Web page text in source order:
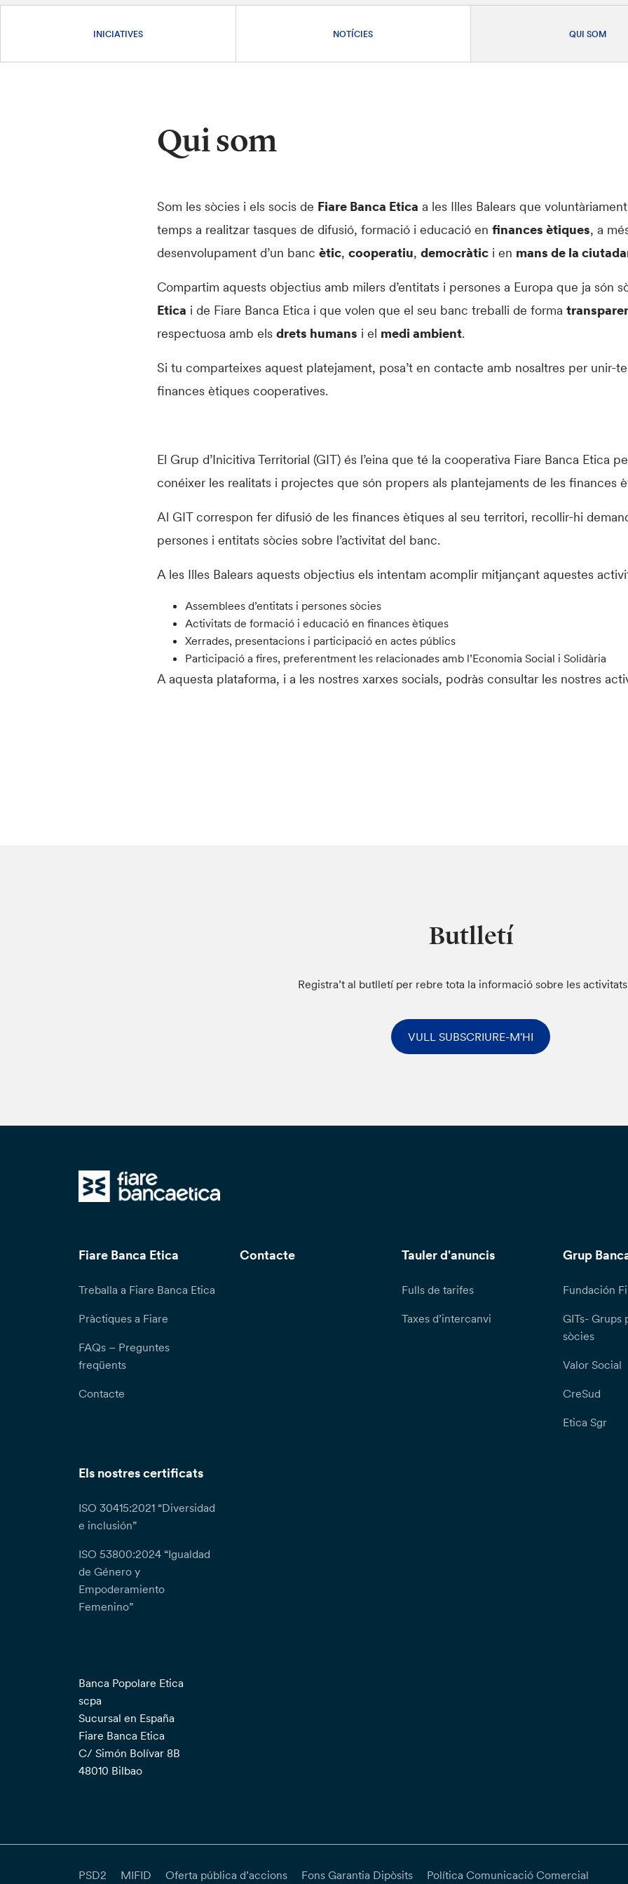
INICIATIVES NOTÍCIES QUI SOM
Qui som
Som les sòcies i els socis de Fiare Banca Etica a les Illes Balears que
temps a realitzar tasques de difusió, formació i educació enfinances ètiques, a
desenvolupament d’un bancètic,cooperatiu,democràtic i en mans de la
Compartim aquests objectius amb milers d’entitats i persones a Europa que ja són
Etica i de Fiare Banca Etica i que volen que el seu banc treballi de forma
respectuosa amb elsdrets humans i el medi ambient.
Si tu comparteixes aquest platejament, posa’t en contacte amb nosaltres per unir-
finances ètiques cooperatives.
El Grup d’Inicitiva Territorial (GIT) és l’eina que té la cooperativa Fiare Banca Etica
conéixer les realitats i projectes que són propers als plantejaments de les finances
Al GIT correspon fer difusió de les finances ètiques al seu territori, recollir-hi
persones i entitats sòcies sobre l’activitat del banc.
A les Illes Balears aquests objectius els intentam acomplir mitjançant aquestes
Assemblees d’entitats i persones sòcies
Activitats de formació i educació en finances ètiques
Xerrades, presentacions i participació en actes públics
Participació a fires, preferentment les relacionades amb l’Economia Social i Solidària
A aquesta plataforma, i a les nostres xarxes socials, podràs consultar les nostres
Butlletí
Registra’t al butlletí per rebre tota la informació sobre les
VULL SUBSCRIURE-M'HI
Fiare Banca Etica
Treballa a Fiare Banca Etica
Pràctiques a Fiare
FAQs – Preguntes
freqüents
Contacte
Contacte Tauler d'anuncis
Fulls de tarifes
Taxes d’intercanvi
Grup
Fundación
GITs- Grups
sòcies
Valor Social
CreSud
Etica Sgr
Els nostres certificats
ISO 30415:2021 “Diversidad
e inclusión”
ISO 53800:2024 “Igualdad
de Género y
Empoderamiento
Femenino”
Banca Popolare Etica
scpa
Sucursal en España
Fiare Banca Etica
C/ Simón Bolívar 8B
48010 Bilbao
PSD2 MIFID Oferta pública d’accions Fons Garantia Dipòsits Política Comunicació Comercial